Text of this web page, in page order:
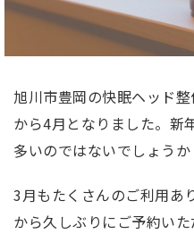
旭川市豊岡の快眠ヘッド
から4月となりました。
多いのではないでしょうか
3月もたくさんのご利用あ
から久しぶりにご予約い